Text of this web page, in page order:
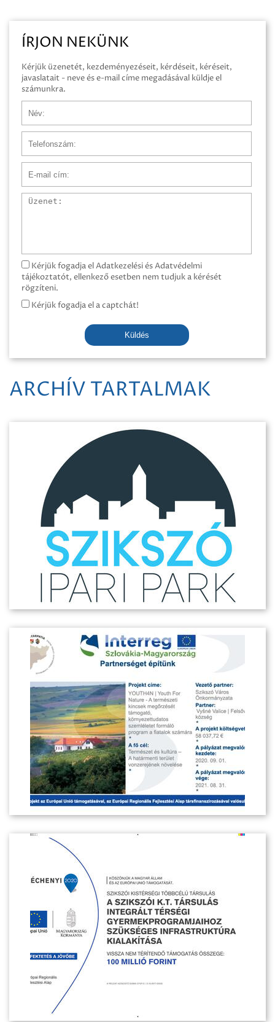
ÍRJON NEKÜNK
Kérjük üzenetét, kezdeményezéseit, kérdéseit, kéréseit,
javaslatait - neve és e-mail címe megadásával küldje el
számunkra.
Üzenet
Kérjük fogadja el Adatkezelési és Adatvédelmi
tájékoztatót, ellenkező esetben nem tudjuk a kérését
rögzíteni.
Kérjük fogadja el a captchát!
Küldés
ARCHÍV TARTALMAK